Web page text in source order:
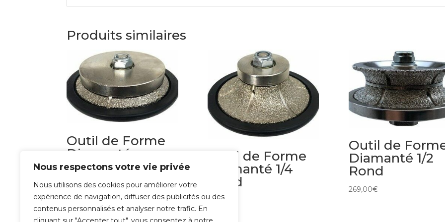
Nous respectons votre vie privée
Nous utilisons des cookies pour améliorer votre
expérience de navigation, diffuser des publicités ou des
contenus personnalisés et analyser notre trafic. En
Produits similaires
Outil de Forme
Diamanté
Chanfrein 45°
135,00€
Outil de Forme
Diamanté 1/4
Rond
155,00
Outil de
Diamanté 1/2
Rond
269,00€